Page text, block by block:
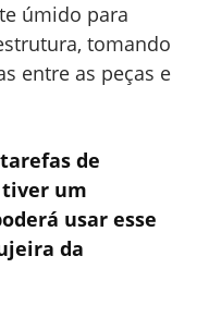
úmido para
tomando
entre as peças e
de
tiver um
usar esse
da